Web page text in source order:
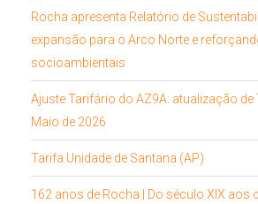
Rocha apresenta Relatório de
expansão para o Arco Norte e
socioambientais
Ajuste Tarifário do AZ9A: atualização de
Maio de 2026
Tarifa Unidade de Santana (AP)
162 anos de Rocha | Do século XIX aos